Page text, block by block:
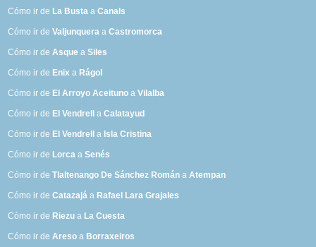
Cómo ir de La Busta aCanals
Cómo ir deValjunquera aCastromorca
Cómo ir deAsque aSiles
Cómo ir de Enix a Rágol
Cómo ir de El Arroyo Aceituno aVilalba
Cómo ir de El Vendrell aCalatayud
Cómo ir de El Vendrell a Isla Cristina
Cómo ir de Lorca aSenés
Cómo ir deTlaltenango De Sánchez Román aAtempan
Cómo ir deCatazajá a Rafael Lara Grajales
Cómo ir de Riezu a La Cuesta
Cómo ir deAreso a Borraxeiros